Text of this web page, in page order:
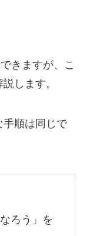
きますが、こ
します。
手順は同じで
ろう」を